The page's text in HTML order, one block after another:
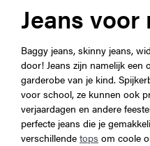
Jeans voor
Baggy jeans, skinny jeans,
door! Jeans zijn namelijk een
garderobe van je kind.
voor school, ze kunnen ook
verjaardagen en andere
perfecte jeans die je
verschillende tops om coole